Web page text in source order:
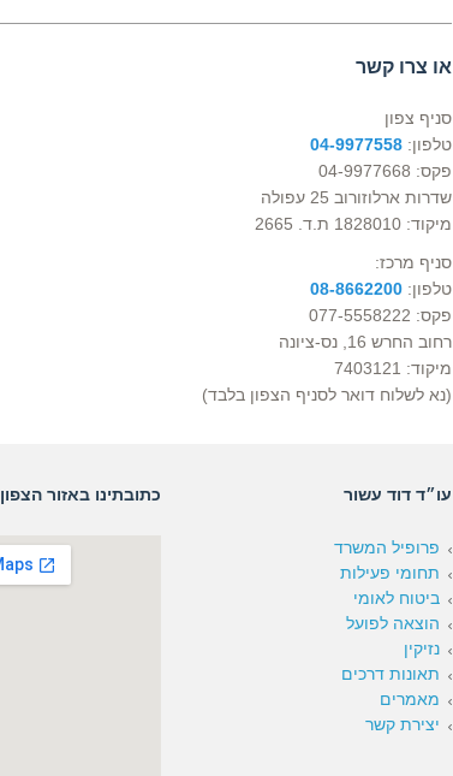
או צרו קשר
סניף צפון
טלפון: 04-9977558
פקס: 04-9977668
שדרות ארלוזורוב 25 עפולה
מיקוד: 1828010 ת.ד. 2665
סניף מרכז:
טלפון: 08-8662200
פקס: 077-5558222
רחוב החרש 16, נס-ציונה
מיקוד: 7403121
(נא לשלוח דואר לסניף הצפון בלבד)
עו״ד דוד עשור
פרופיל המשרד
תחומי פעילות
ביטוח לאומי
הוצאה לפועל
נזיקין
תאונות דרכים
מאמרים
יצירת קשר
כתובתינו באזור הצפון